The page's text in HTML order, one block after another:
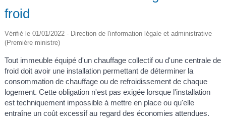
froid
Vérifié le 01/01/2022 - Direction de l'information légale et administrative
(Première ministre)
Tout immeuble équipé d'un chauffage collectif ou d'une centrale de
froid doit avoir une installation permettant de déterminer la
consommation de chauffage ou de refroidissement de chaque
logement. Cette obligation n'est pas exigée lorsque l'installation
est techniquement impossible à mettre en place ou qu'elle
entraîne un coût excessif au regard des économies attendues.